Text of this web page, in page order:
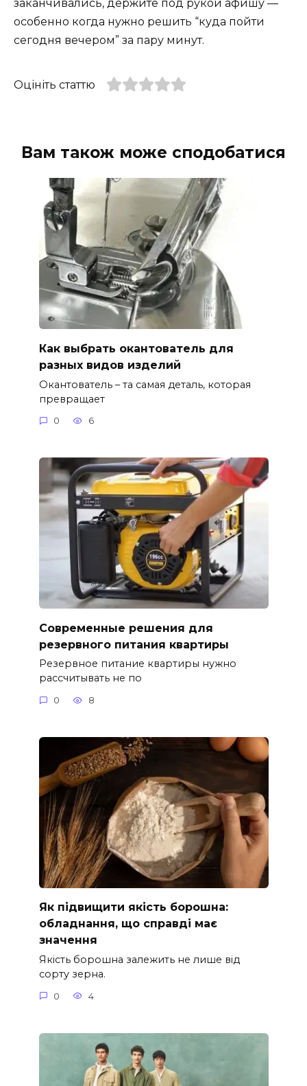
заканчивались, держите под рукой афишу —
особенно когда нужно решить “куда пойти
сегодня вечером” за пару минут.
Оцініть статтю
Вам також може сподобатися
Как выбрать окантователь для
разных видов изделий
Окантователь – та самая деталь, которая
превращает
0 6
Современные решения для
резервного питания квартиры
Резервное питание квартиры нужно
рассчитывать не по
0 8
Як підвищити якість борошна:
обладнання, що справді має
значення
Якість борошна залежить не лише від
сорту зерна.
0 4